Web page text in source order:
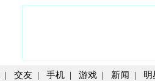
| 交友 | 手机 | 游戏 | 新闻 | 明